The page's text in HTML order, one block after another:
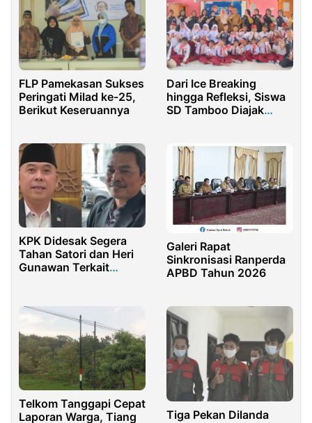
FLP Pamekasan Sukses
Peringati Milad ke-25,
Berikut Keseruannya
Dari Ice Breaking
hingga Refleksi, Siswa
SD Tamboo Diajak
KPK Didesak Segera
Tahan Satori dan Heri
Gunawan Terkait
Galeri Rapat
Sinkronisasi Ranperda
APBD Tahun 2026
Telkom Tanggapi Cepat
Laporan Warga, Tiang
Tiga Pekan Dilanda